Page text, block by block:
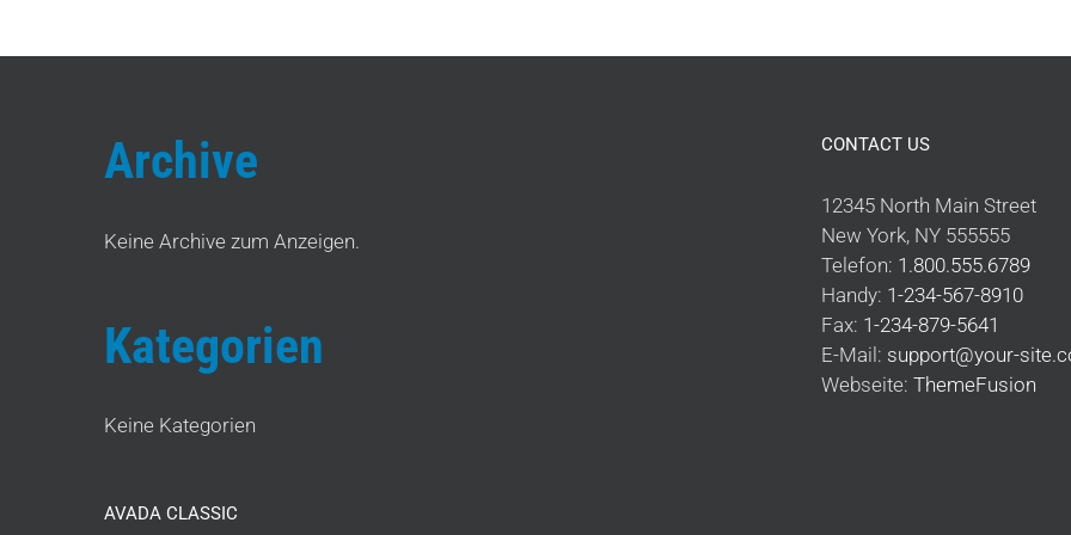
Archive
Keine Archive zum Anzeigen.
Kategorien
Keine Kategorien
AVADA CLASSIC
CONTACT US
12345 North Main Street
New York, NY 555555
Telefon: 1.800.555.6789
Handy: 1-234-567-8910
Fax: 1-234-879-5641
E-Mail: support@your-
Webseite: ThemeFusion